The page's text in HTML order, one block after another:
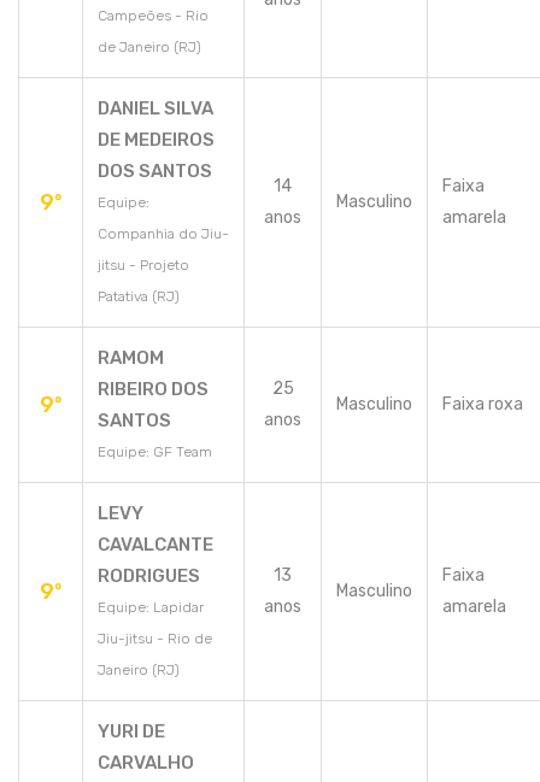
Campeões - Rio
de Janeiro (RJ)
9º
DANIEL SILVA
DE MEDEIROS
DOS SANTOS
Equipe:
Companhia do Jiu-
jitsu - Projeto
Patativa (RJ)
14
anos
Masculino
Faixa
amarela
9º
RAMOM
RIBEIRO DOS
SANTOS
Equipe: GF Team
25
anos
Masculino Faixa roxa
9º
LEVY
CAVALCANTE
RODRIGUES
Equipe: Lapidar
Jiu-jitsu - Rio de
Janeiro (RJ)
13
anos
Masculino
Faixa
amarela
YURI DE
CARVALHO